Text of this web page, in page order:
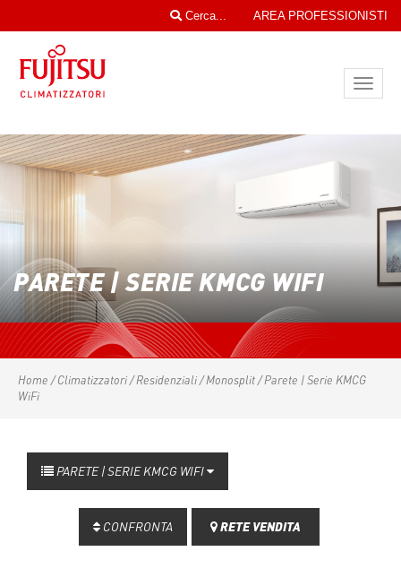
AREA PROFESSIONISTI
Cerca...
PARETE | SERIE KMCG WIFI
Home /Climatizzatori/Residenziali/Monosplit/ Parete | Serie KMCG
WiFi
PARETE | SERIE KMCG WIFI
CONFRONTA RETE VENDITA